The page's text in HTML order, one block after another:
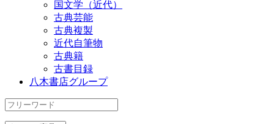
国文学（近代）
古典芸能
古典複製
近代自筆物
古典籍
古書目録
八木書店グループ